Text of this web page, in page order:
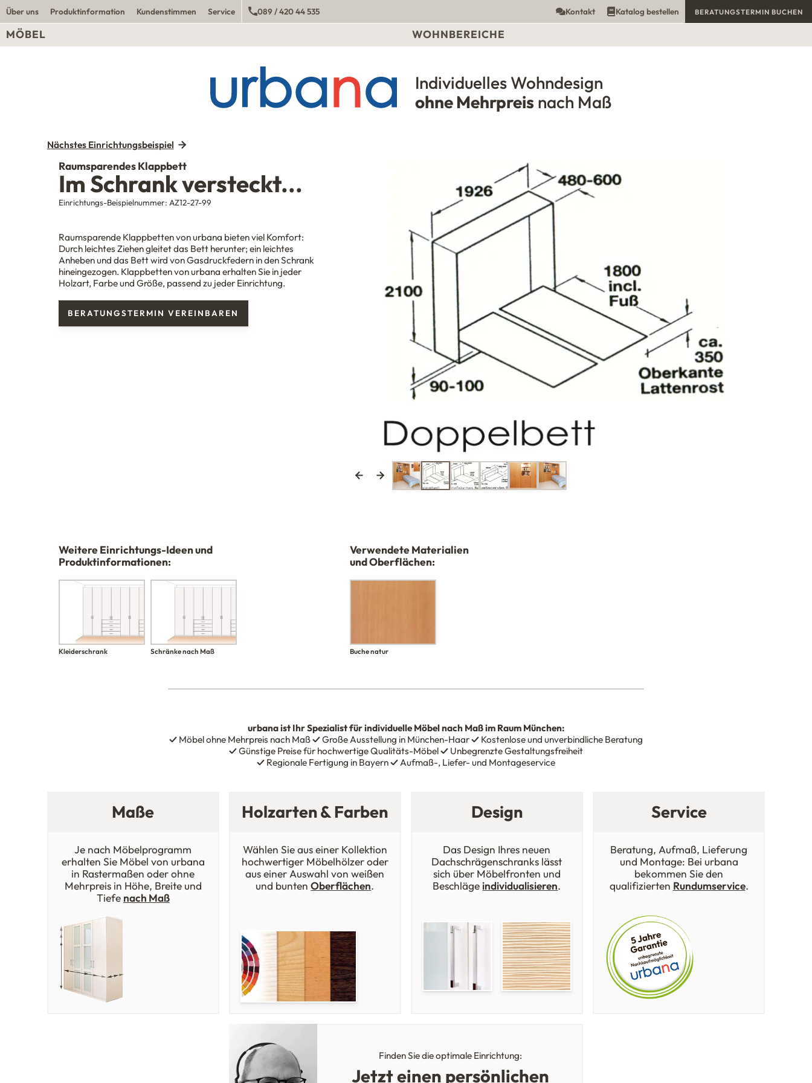
Urbana Möbel
Individuelles Wohndesign
ohne Mehrpreis nach Maß
Über uns Produktinformation Kundenstimmen Service 089 / 420 44 535 Kontakt Katalog bestellen BERATUNGSTERMIN BUCHEN
MÖBEL WOHNBEREICHE
Nächstes Einrichtungsbeispiel
Raumsparendes Klappbett
Im Schrank versteckt...
Einrichtungs-Beispielnummer: AZ12-27-99
Raumsparende Klappbetten vonurbana bieten viel Komfort:
Durch leichtes Ziehen gleitet das Bett herunter; ein leichtes
Anheben und das Bett wird von Gasdruckfedern in den Schrank
hineingezogen. Klappbetten vonurbana erhalten Sie in jeder
Holzart, Farbe und Größe, passend zu jeder Einrichtung.
BERATUNGSTERMIN VEREINBAREN
Weitere Einrichtungs-Ideen und
Produktinformationen:
Kleiderschrank Schränke nach Maß
Verwendete Materialien
und Oberflächen:
Buche natur
urbanaist Ihr Spezialist für individuelle Möbel nach Maß im Raum München:
✓Möbel ohne Mehrpreis nach Maß✓Große Ausstellung in München-Haar✓Kostenlose und unverbindliche Beratung
✓Günstige Preise für hochwertige Qualitäts-Möbel✓Unbegrenzte Gestaltungsfreiheit
✓Regionale Fertigung in Bayern✓Aufmaß-, Liefer- und Montageservice
Maße
Je nach Möbelprogramm
erhalten Sie Möbel von urbana
in Rastermaßen oder ohne
Mehrpreis in Höhe, Breite und
Tiefe nach Maß
Holzarten & Farben
Wählen Sie aus einer Kollektion
hochwertiger Möbelhölzer oder
aus einer Auswahl von weißen
und buntenOberflächen.
Design
Das Design Ihres neuen
Dachschrägenschranks lässt
sich über Möbelfronten und
Beschläge individualisieren.
Service
Beratung, Aufmaß, Lieferung
und Montage: Bei urbana
bekommen Sie den
qualifizierten Rundumservice.
Finden Sie die optimale Einrichtung:
Jetzt einen persönlichen